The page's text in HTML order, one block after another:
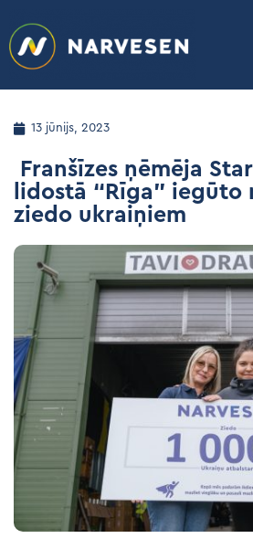
13 jūnijs, 2023
Franšīzes ņēmēja
lidostā “Rīga” iegūto
ziedo ukraiņiem